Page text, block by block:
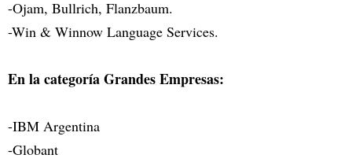
-Ojam, Bullrich, Flanzbaum.
-Win & Winnow Language Services.
En la categoría Grandes Empresas:
-IBM Argentina
-Globant